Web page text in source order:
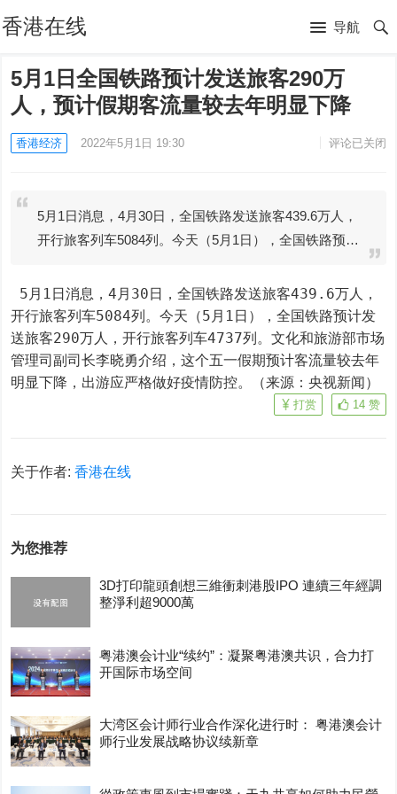
香港在线 导航
5月1日全国铁路预计发送旅客290万
人，预计假期客流量较去年明显下降
香港经济 2022年5月1日 19:30 评论已关闭
5月1日消息，4月30日，全国铁路发送旅客439.6万人，
开行旅客列车5084列。今天（5月1日），全国铁路预…
开行旅客列车5084列。今天（5月1日），全国铁路预计发
送旅客290万人，开行旅客列车4737列。文化和旅游部市场
管理司副司长李晓勇介绍，这个五一假期预计客流量较去年
明显下降，出游应严格做好疫情防控。（来源：央视新闻）
14 赞
打赏
关于作者:香港在线
为您推荐
3D打印龍頭創想三維衝刺港股IPO 連續三年經調
整淨利超9000萬
粤港澳会计业“续约”：凝聚粤港澳共识，合力打
开国际市场空间
大湾区会计师行业合作深化进行时： 粤港澳会计
师行业发展战略协议续新章